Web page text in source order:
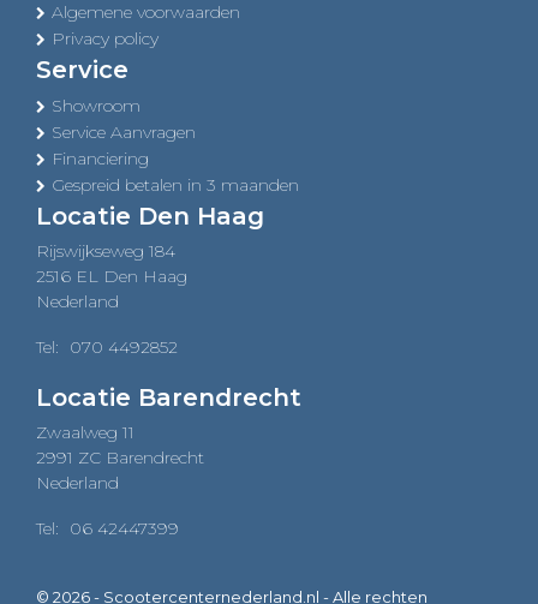
Algemene voorwaarden
Privacy policy
Service
Showroom
Service Aanvragen
Financiering
Gespreid betalen in 3 maanden
Locatie Den Haag
Rijswijkseweg 184
2516 EL Den Haag
Nederland
Tel: 070 4492852
Locatie Barendrecht
Zwaalweg 11
2991 ZC Barendrecht
Nederland
Tel: 06 42447399
© 2026 - Scootercenternederland.nl - Alle rechten